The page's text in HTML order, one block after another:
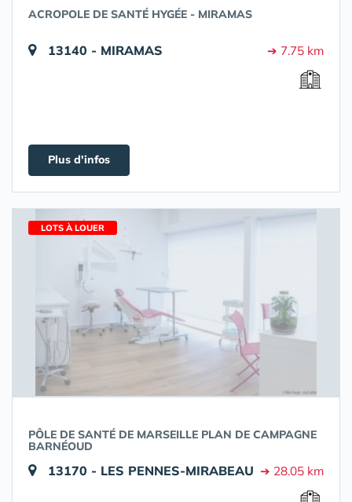
ACROPOLE DE SANTÉ HYGÉE - MIRAMAS
13140 - MIRAMAS ➔ 7.75 km
Plus d'infos
LOTS À LOUER
PÔLE DE SANTÉ DE MARSEILLE PLAN DE CAMPAGNE
BARNÉOUD
13170 - LES PENNES-MIRABEAU ➔ 28.05 km